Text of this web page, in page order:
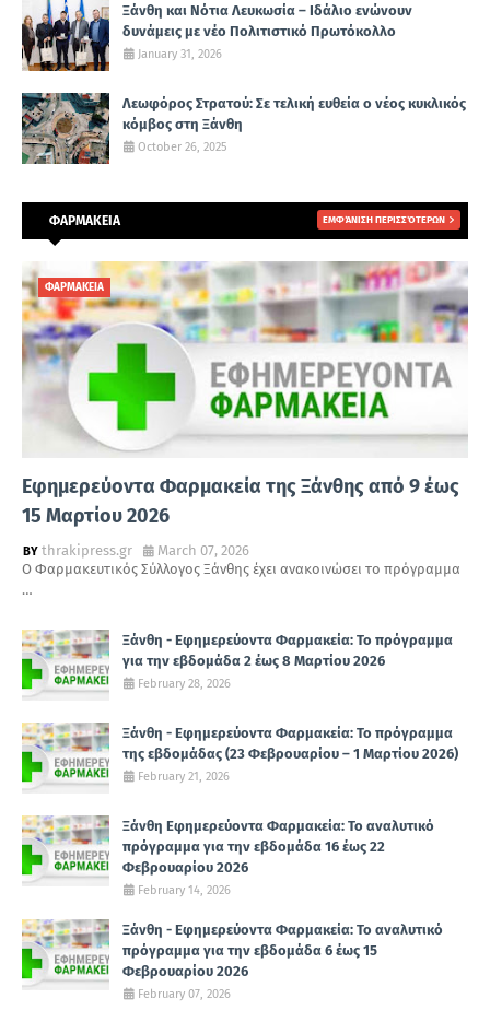
Ξάνθη και Νότια Λευκωσία – Ιδάλιο ενώνουν
δυνάμεις με νέο Πολιτιστικό Πρωτόκολλο
January 31, 2026
Λεωφόρος Στρατού: Σε τελική ευθεία ο νέος κυκλικός
κόμβος στη Ξάνθη
October 26, 2025
ΦΑΡΜΑΚΕΙΑ ΕΜΦΆΝΙΣΗ ΠΕΡΙΣΣΌΤΕΡΩΝ
ΦΑΡΜΑΚΕΙΑ
Εφημερεύοντα Φαρμακεία της Ξάνθης από 9 έως
15 Μαρτίου 2026
thrakipress.gr
March 07, 2026
Ο Φαρμακευτικός Σύλλογος Ξάνθης έχει ανακοινώσει το πρόγραμμα
…
Ξάνθη - Εφημερεύοντα Φαρμακεία: Το πρόγραμμα
για την εβδομάδα 2 έως 8 Μαρτίου 2026
February 28, 2026
Ξάνθη - Εφημερεύοντα Φαρμακεία: Το πρόγραμμα
της εβδομάδας (23 Φεβρουαρίου – 1 Μαρτίου 2026)
February 21, 2026
Ξάνθη Εφημερεύοντα Φαρμακεία: Το αναλυτικό
πρόγραμμα για την εβδομάδα 16 έως 22
Φεβρουαρίου 2026
February 14, 2026
Ξάνθη - Εφημερεύοντα Φαρμακεία: Το αναλυτικό
πρόγραμμα για την εβδομάδα 6 έως 15
Φεβρουαρίου 2026
February 07, 2026